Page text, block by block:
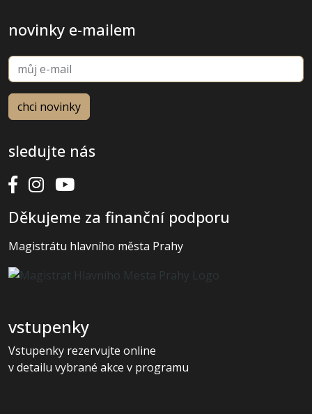
novinky e-mailem
sledujte nás
Děkujeme za finanční podporu
Magistrátu hlavního města Prahy
vstupenky
Vstupenky rezervujte online
v detailu vybrané akce v programu